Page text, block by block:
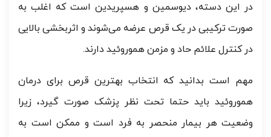
در این دسته، دیوسمین و هسپریدین است که اغلب به
صورت ترکیبی در یک قرص عرضه می‌شوند و اثربخشی بالایی
در کنترل علائم حاد و مزمن هموروئید دارند.
مهم است بدانید که انتخاب بهترین قرص برای درمان
هموروئید باید حتما تحت نظر پزشک صورت گیرد، زیرا
وضعیت هر بیمار منحصر به فرد است و ممکن است به